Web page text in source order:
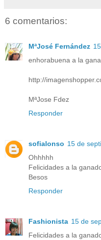
6 comentarios:
MªJosé Fernández
enhorabuena a la
http://
MªJose Fdez
Responder
sofialonso 15 de
Ohhhhh
Felicidades a la
Besos
Responder
Fashionista 15 de
Felicidades a la